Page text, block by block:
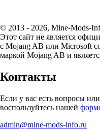
© 2013 - 2026, Mine-Mods-
Этот сайт не является
с Mojang AB или Microsoft
маркой Mojang AB и
Контакты
Если у вас есть вопросы
воспользуйтесь нашей
admin@mine-mods-info.ru